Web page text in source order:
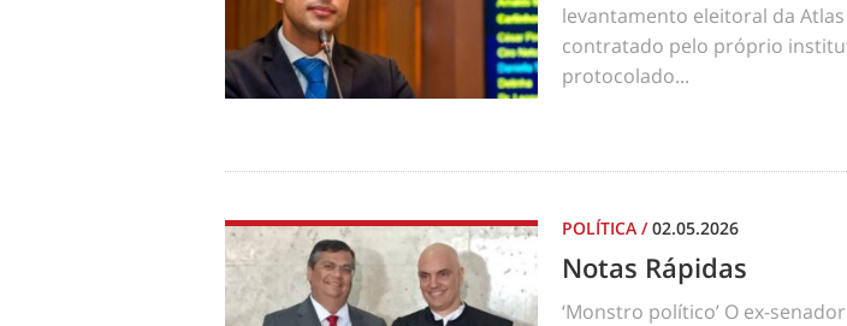
levantamento eleitoral da
contratado pelo próprio
protocolado...
POLÍTICA /02.05.2026
Notas Rápidas
‘Monstro político’ O ex-